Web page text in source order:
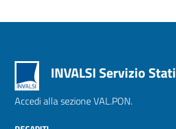
INVALSI Servizio
Accedi alla sezione VAL.PON.